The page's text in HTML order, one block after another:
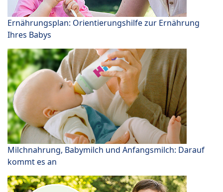
Ernährungsplan: Orientierungshilfe zur Ernährung
Ihres Babys
Milchnahrung, Babymilch und Anfangsmilch: Darauf
kommt es an